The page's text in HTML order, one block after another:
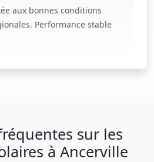
aux bonnes conditions
Performance stable
sur les
à Ancerville